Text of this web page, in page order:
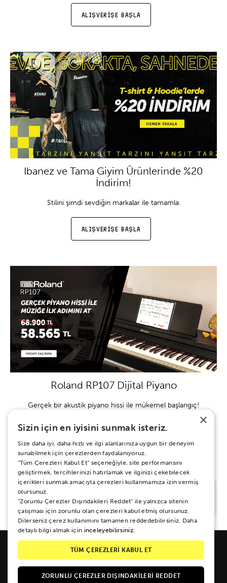
ALIŞVERİŞE BAŞLA
Ibanez ve Tama Giyim Ürünlerinde %20
İndirim!
Stilini şimdi sevdiğin markalar ile tamamla.
ALIŞVERİŞE BAŞLA
Roland RP107 Dijital Piyano
Gerçek bir akustik piyano hissi ile mükemel başlangıç!
ALIŞVERİŞE BAŞLA
BAŞKA BİR ŞEY Mİ ARIYORSUN?
Galipdede Cad. No: 33 Tünel / Beyoğlu / İSTANBUL
×
Sizin için en iyisini sunmak isteriz.
Size daha iyi, daha hızlı ve ilgi alanlarınıza uygun bir deneyim
sunabilmek için çerezlerden faydalanıyoruz.
“Tüm Çerezleri Kabul Et” seçeneğiyle, site performansını
geliştirmek, tercihlerinizi hatırlamak ve ilginizi çekebilecek
içerikleri sunmak amacıyla çerezleri kullanmamıza izin vermiş
olursunuz.
“Zorunlu Çerezler Dışındakileri Reddet” ile yalnızca sitenin
çalışması için zorunlu olan çerezleri kabul etmiş olursunuz.
Dilerseniz çerez kullanımını tamamen reddedebilirsiniz. Daha
detaylı bilgi almak için inceleyebilirsiniz.
TÜM ÇEREZLERİ KABUL ET
ZORUNLU ÇEREZLER DIŞINDAKILERI REDDET